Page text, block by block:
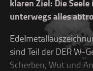
klaren Ziel: Die
unterwegs alles
sind Teil der DER W-
Scherben, Wut und